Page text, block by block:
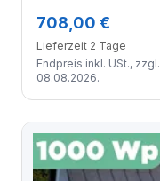
Module
708,00 €
Lieferzeit 2 Tage
Endpreis inkl. USt., zzgl.
08.08.2026.